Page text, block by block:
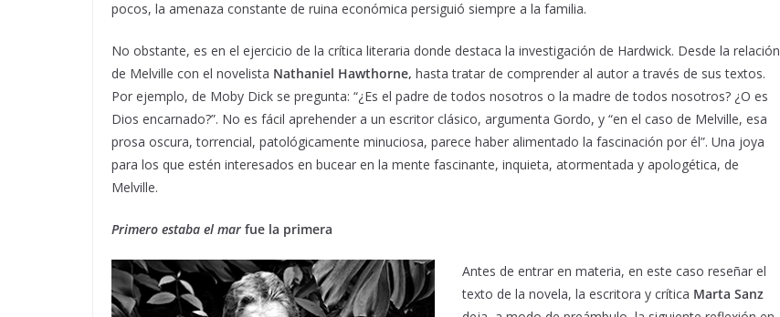
pocos, la amenaza constante de ruina económica persiguió siempre a la familia.
No obstante, es en el ejercicio de la crítica literaria donde destaca la investigación de Hardwick. Desde la relación
de Melville con el novelista Nathaniel Hawthorne, hasta tratar de comprender al autor a través de sus textos.
Por ejemplo, de Moby Dick se pregunta: “¿Es el padre de todos nosotros o la madre de todos nosotros? ¿O es
Dios encarnado?”. No es fácil aprehender a un escritor clásico, argumenta Gordo, y “en el caso de Melville, esa
prosa oscura, torrencial, patológicamente minuciosa, parece haber alimentado la fascinación por él”. Una joya
para los que estén interesados en bucear en la mente fascinante, inquieta, atormentada y apologética, de
Melville.
Primero estaba el mar fue la primera
Antes de entrar en materia, en este caso reseñar el
texto de la novela, la escritora y crítica Marta Sanz